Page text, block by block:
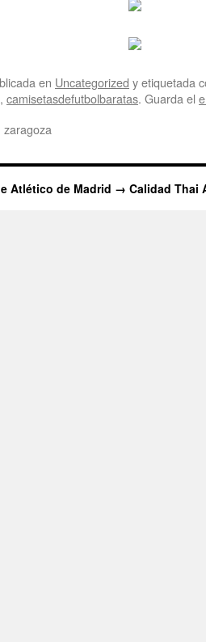
en Uncategorized y etiquetada
, camisetasdefutbolbaratas. Guarda el
Atlético de Madrid → Calidad Thai